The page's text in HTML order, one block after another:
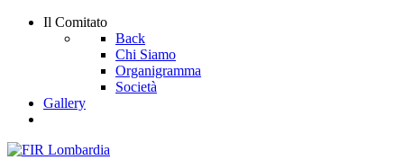
Il Comitato
Back
Chi Siamo
Organigramma
Società
Gallery